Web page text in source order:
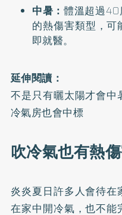
中暑： 體溫超過40
的熱傷害類型，
即就醫。
延伸閱讀：
不是只有曬太陽才會
冷氣房也會中標
吹冷氣也有熱
炎炎夏日許多人會待
在家中開冷氣，也不